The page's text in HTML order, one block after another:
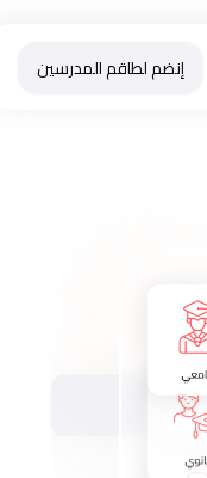
إنضم لطاقم المدرسين